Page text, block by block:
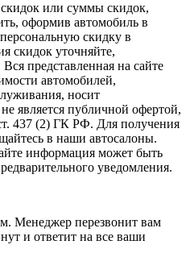
или суммы скидок,
оформив автомобиль в
скидку в
скидок уточняйте,
представленная на сайте
автомобилей,
носит
является публичной офертой,
437 (2) ГК РФ. Для получения
в наши автосалоны.
информация может быть
уведомления.
Менеджер перезвонит вам
и ответит на все ваши